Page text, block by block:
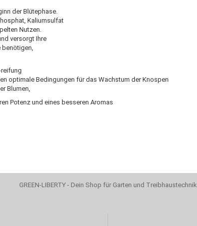
der Blütephase.
Kaliumsulfat
Nutzen.
versorgt Ihre
benötigen,
optimale Bedingungen für das Wachstum der Knospen
Blumen,
Potenz und eines besseren Aromas
GREEN-LIBERTY - Dein Shop für Garten und Treibhaustechnik